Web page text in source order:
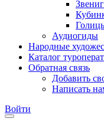
Аудиогиды
Народные
Каталог
Обратная связь
Добавить
Написать
Войти